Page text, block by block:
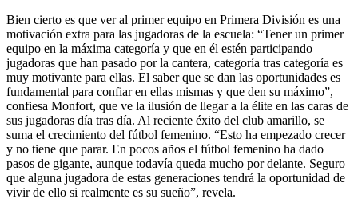
Bien cierto es que ver al primer equipo en Primera División es una
motivación extra para las jugadoras de la escuela: “Tener un primer
equipo en la máxima categoría y que en él estén participando
jugadoras que han pasado por la cantera, categoría tras categoría es
muy motivante para ellas. El saber que se dan las oportunidades es
fundamental para confiar en ellas mismas y que den su máximo”,
confiesa Monfort, que ve la ilusión de llegar a la élite en las caras de
sus jugadoras día tras día. Al reciente éxito del club amarillo, se
suma el crecimiento del fútbol femenino. “Esto ha empezado crecer
y no tiene que parar. En pocos años el fútbol femenino ha dado
pasos de gigante, aunque todavía queda mucho por delante. Seguro
que alguna jugadora de estas generaciones tendrá la oportunidad de
vivir de ello si realmente es su sueño”, revela.